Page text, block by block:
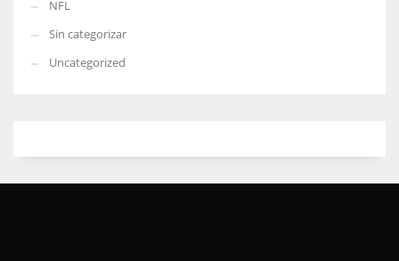
NFL
Sin categorizar
Uncategorized